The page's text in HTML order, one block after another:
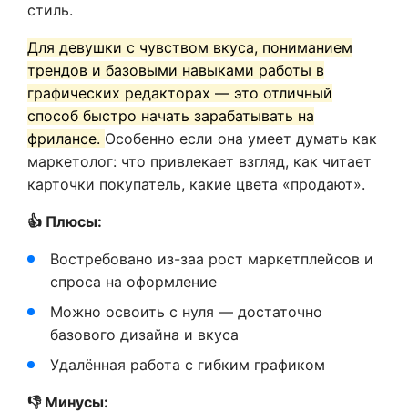
стиль.
Для девушки с чувством вкуса, пониманием
трендов и базовыми навыками работы в
графических редакторах — это отличный
способ быстро начать зарабатывать на
фрилансе. Особенно если она умеет думать как
маркетолог: что привлекает взгляд, как читает
карточки покупатель, какие цвета «продают».
👍 Плюсы:
Востребовано из-заа рост маркетплейсов и
спроса на оформление
Можно освоить с нуля — достаточно
базового дизайна и вкуса
Удалённая работа с гибким графиком
👎 Минусы: